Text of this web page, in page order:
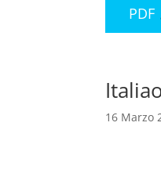
PDF
16 Marzo